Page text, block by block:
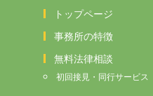
トップページ
事務所の特徴
無料法律相談
初回接見・同行サービス